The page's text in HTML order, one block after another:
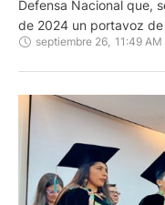
Defensa Nacional que,
de 2024 un portavoz
"entrenamiento militar
septiembre 26, 11:49 AM